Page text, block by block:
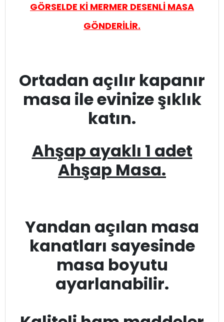
GÖRSELDE Kİ MERMER DESENLİ MASA
GÖNDERİLİR.
Ortadan açılır kapanır
masa ile evinize şıklık
katın.
Ahşap ayaklı 1 adet
Ahşap Masa.
Yandan açılan masa
kanatları sayesinde
masa boyutu
ayarlanabilir.